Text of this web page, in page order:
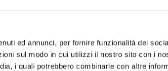
ed annunci, per fornire funzionalità dei
sul modo in cui utilizzi il nostro sito con i
i quali potrebbero combinarle con altre